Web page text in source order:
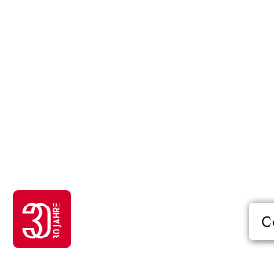
Go to 30 years FH JOANNEUM page